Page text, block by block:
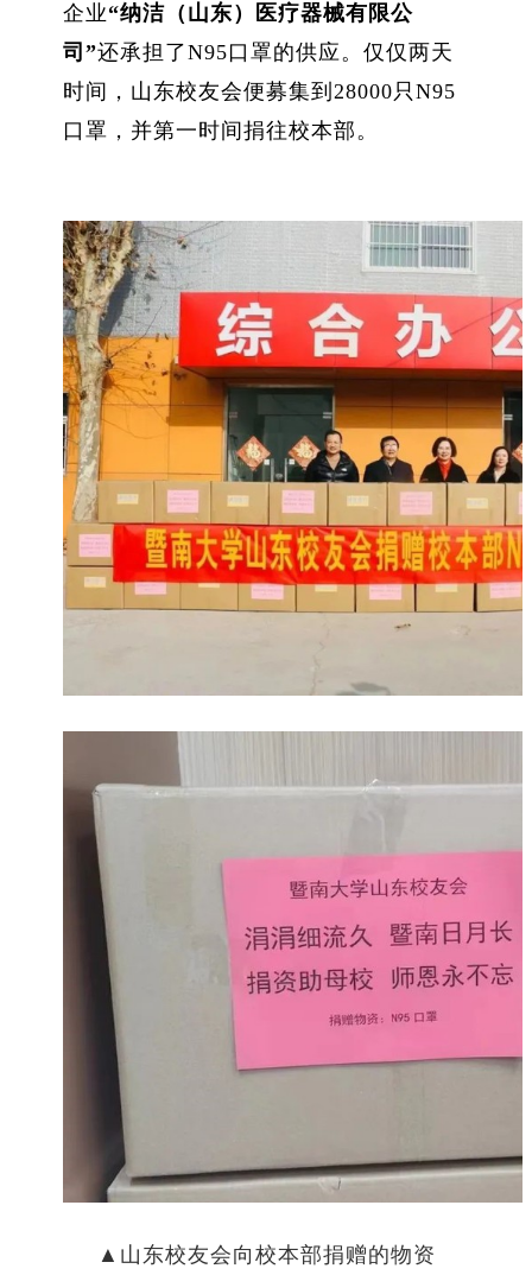
企业“纳洁（山东）医疗器械有限公
司”还承担了N95口罩的供应。仅仅两天
时间，山东校友会便募集到 28000只N95
口罩，并第一时间捐往校本部。
▲山东校友会向校本部捐赠的物资